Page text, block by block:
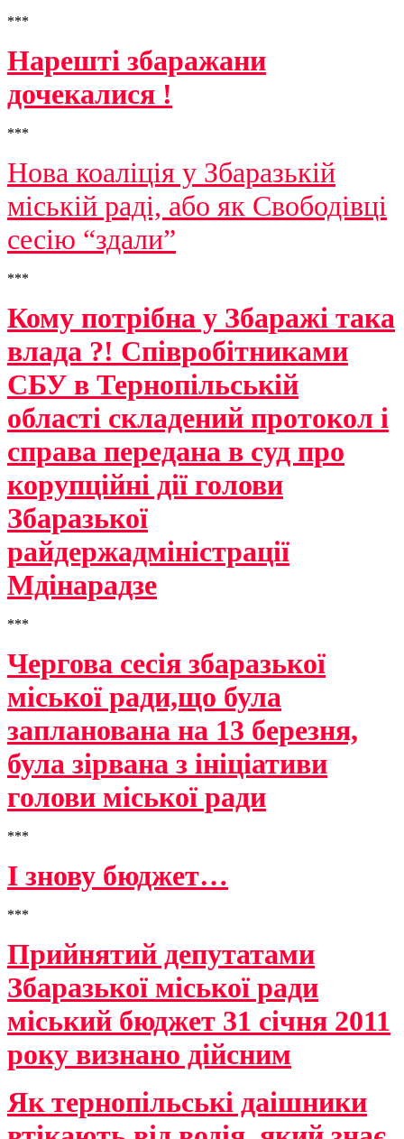
***
Нарешті збаражани
дочекалися !
***
Нова коаліція у Збаразькій
міській раді, або як Свободівці
сесію “здали”
***
Кому потрібна у Збаражі така
влада ?! Співробітниками
СБУ в Тернопільській
області складений протокол і
справа передана в суд про
корупційні дії голови
Збаразької
райдержадміністрації
Мдінарадзе
***
Чергова сесія збаразької
міської ради,що була
запланована на 13 березня,
була зірвана з ініціативи
голови міської ради
***
І знову бюджет…
***
Прийнятий депутатами
Збаразької міської ради
міський бюджет 31 січня 2011
року визнано дійсним
Як тернопільські даішники